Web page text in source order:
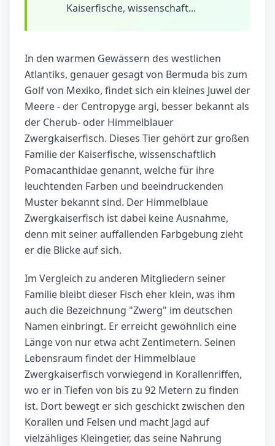
Kaiserfische, wissenschaft...
In den warmen Gewässern des westlichen
Atlantiks, genauer gesagt von Bermuda bis zum
Golf von Mexiko, findet sich ein kleines Juwel der
Meere - der Centropyge argi, besser bekannt als
der Cherub- oder Himmelblauer
Zwergkaiserfisch. Dieses Tier gehört zur großen
Familie der Kaiserfische, wissenschaftlich
Pomacanthidae genannt, welche für ihre
leuchtenden Farben und beeindruckenden
Muster bekannt sind. Der Himmelblaue
Zwergkaiserfisch ist dabei keine Ausnahme,
denn mit seiner auffallenden Farbgebung zieht
er die Blicke auf sich.
Im Vergleich zu anderen Mitgliedern seiner
Familie bleibt dieser Fisch eher klein, was ihm
auch die Bezeichnung "Zwerg" im deutschen
Namen einbringt. Er erreicht gewöhnlich eine
Länge von nur etwa acht Zentimetern. Seinen
Lebensraum findet der Himmelblaue
Zwergkaiserfisch vorwiegend in Korallenriffen,
wo er in Tiefen von bis zu 92 Metern zu finden
ist. Dort bewegt er sich geschickt zwischen den
Korallen und Felsen und macht Jagd auf
vielzähliges Kleingetier, das seine Nahrung